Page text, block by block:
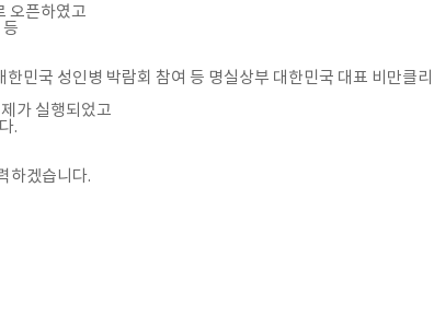
오픈하였고
민국 성인병 박람회 참여 등 명실상부 대한민국 대표 비만클
가 실행되었고
.
하겠습니다.